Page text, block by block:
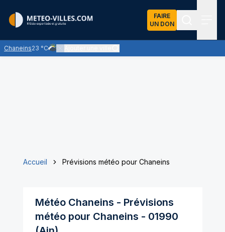
FAIRE
UN DON
Chaneins23 °C
Ciel très nuageux - les nuages l'emportent sur les
Accueil Prévisions météo pour Chaneins
Météo Chaneins - Prévisions
météo pour Chaneins - 01990